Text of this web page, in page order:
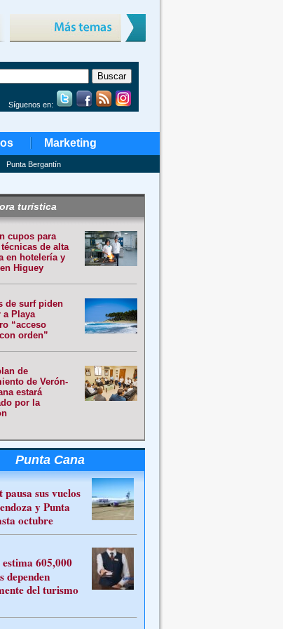
Síguenos en:
Marketing
Punta Bergantín
turística
cupos para
de alta
en hotelería y
Higuey
de surf piden
a Playa
“acceso
orden”
de
de Verón-
estará
por la
Punta Cana
sus vuelos
y Punta
octubre
605,000
dependen
del turismo